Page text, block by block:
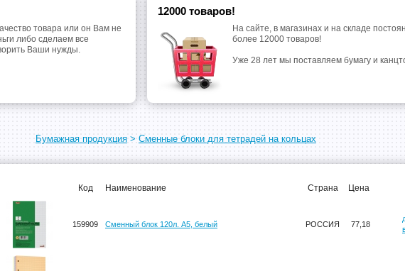
товара или он Вам не
либо сделаем все
Ваши нужды.
12000 товаров!
На сайте, в магазинах и на складе
более 12000 товаров!
Уже 28 лет мы поставляем бумагу и
Бумажная продукция > Сменные блоки для тетрадей на кольцах
Код Наименование Страна Цена
159909 Сменный блок 120л. А5, белый РОССИЯ 77,18